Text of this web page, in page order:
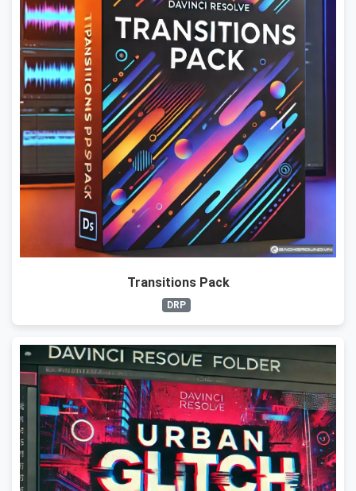
Transitions Pack
DRP